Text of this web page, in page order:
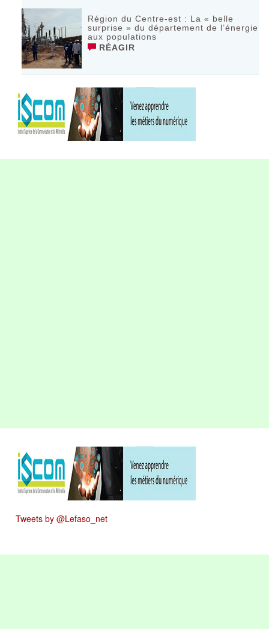
Région du Centre-est : La « belle
surprise » du département de l’énergie
aux populations
RÉAGIR
Tweets by @Lefaso_net